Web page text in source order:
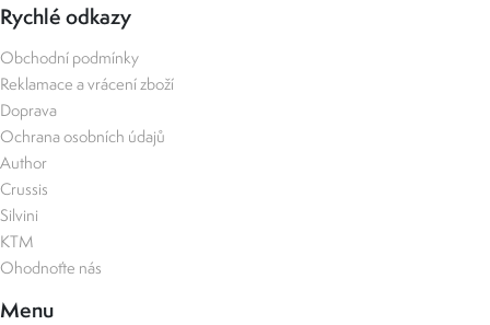
Rychlé odkazy
Obchodní podmínky
Reklamace a vrácení zboží
Doprava
Ochrana osobních údajů
Author
Crussis
Silvini
KTM
Ohodnoťte nás
Menu